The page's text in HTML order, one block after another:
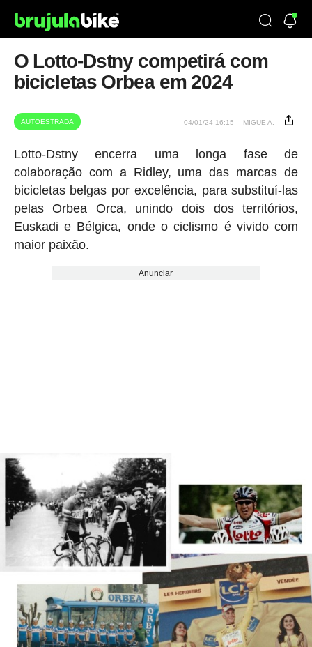
O Lotto-Dstny competirá com
bicicletas Orbea em 2024
AUTOESTRADA 04/01/24 16:15 MIGUE A.
Lotto-Dstny encerra uma longa fase de
colaboração com a Ridley, uma das marcas de
bicicletas belgas por excelência, para substituí-las
pelas Orbea Orca, unindo dois dos territórios,
Euskadi e Bélgica, onde o ciclismo é vivido com
maior paixão.
Anunciar